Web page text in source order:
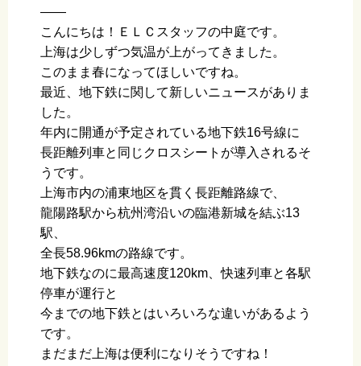
——
こんにちは！ＥＬＣスタッフの中庭です。
上海は少しずつ気温が上がってきました。
このまま春になってほしいですね。
最近、地下鉄に関して新しいニュースがありま
した。
年内に開通が予定されている地下鉄16号線に
長距離列車と同じクロスシートが導入されるそ
うです。
上海市内の浦東地区を貫く長距離路線で、
龍陽路駅から杭州湾沿いの臨港新城を結ぶ13
駅、
全長58.96kmの路線です。
地下鉄なのに最高速度120km、快速列車と各駅
停車が運行と
今までの地下鉄とはいろいろな違いがあるよう
です。
まだまだ上海は便利になりそうですね！